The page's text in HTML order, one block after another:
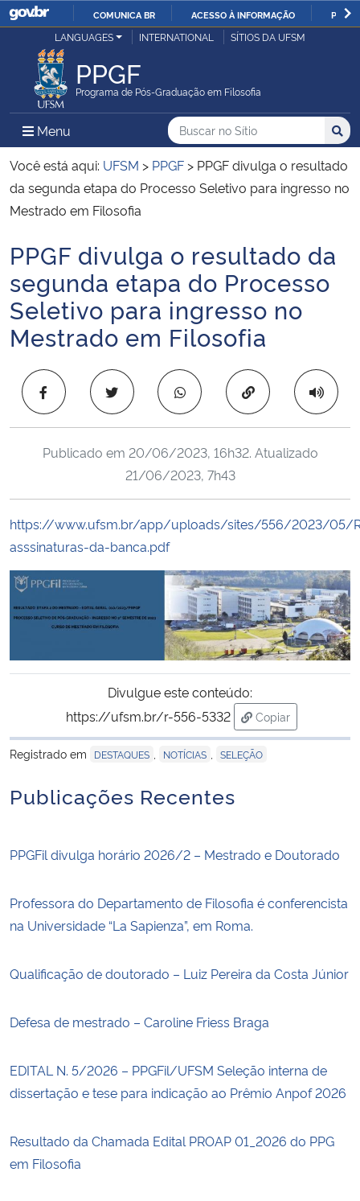
IR
COMUNICA BR ACESSO À INFORMAÇÃO
Ministério da Justiça e Segurança Pública
Ministério da Defesa
Ministério das Relações Exteriores
Ministério da Economia
Ministério da Infraestrutura
Ministério da Agricultura, Pecuária e Abastecimento
Ministério da Educação
Ministério da Cidadania
Ministério da Saúde
Ministério de Minas e Energia
Ministério da Ciência, Tecnologia, Inovações e Comunicações
Ministério do Meio Ambiente
Ministério do Turismo
Ministério do Desenvolvimento Regional
Controladoria-Geral da União
Ministério da Mulher, da Família e dos Direitos Humanos
Secretaria-Geral
Secretaria de Governo
Banco Central do Brasil
Planalto
LANGUAGES INTERNATIONAL SÍTIOS DA UFSM
PPGF
Programa de Pós-Graduação em Filosofia
Menu Menu Principal do Sítio
Busca
Buscar no no Sítio
Busca:
Você está aqui: UFSM > PPGF > PPGF divulga o resultado
da segunda etapa do Processo Seletivo para ingresso no
Mestrado em Filosofia
Início do conteúdo
PPGF divulga o resultado da
segunda etapa do Processo
Seletivo para ingresso no
Mestrado em Filosofia
Copiar para área
Publicado em 20/06/2023, 16h32. Atualizado
21/06/2023, 7h43
https://www.ufsm.br/app/uploads/sites/556/2023/05/
asssinaturas-da-banca.pdf
Divulgue este conteúdo:
https://ufsm.br/r-556-5332
Copiar
para área de
Registrado em
DESTAQUES NOTÍCIAS SELEÇÃO
Publicações Recentes
PPGFil divulga horário 2026/2 – Mestrado e Doutorado
Professora do Departamento de Filosofia é conferencista
na Universidade “La Sapienza”, em Roma.
Qualificação de doutorado – Luiz Pereira da Costa Júnior
Defesa de mestrado – Caroline Friess Braga
EDITAL N. 5/2026 – PPGFil/UFSM Seleção interna de
dissertação e tese para indicação ao Prêmio Anpof 2026
Resultado da Chamada Edital PROAP 01_2026 do PPG
em Filosofia